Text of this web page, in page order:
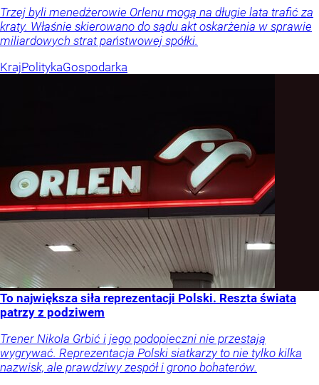
Trzej byli menedżerowie Orlenu mogą na długie lata trafić za
kraty. Właśnie skierowano do sądu akt oskarżenia w sprawie
miliardowych strat państwowej spółki.
KrajPolitykaGospodarka
To największa siła reprezentacji Polski. Reszta świata
patrzy z podziwem
Trener Nikola Grbić i jego podopieczni nie przestają
wygrywać. Reprezentacja Polski siatkarzy to nie tylko kilka
nazwisk, ale prawdziwy zespół i grono bohaterów.